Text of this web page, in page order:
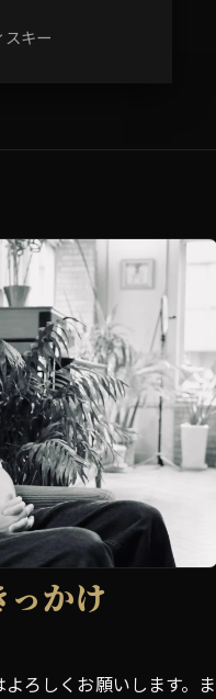
キー
かけ
ろしくお願いします。ま